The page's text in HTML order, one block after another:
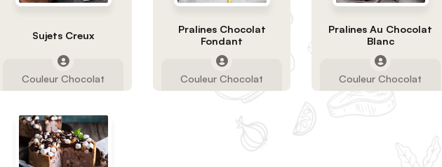
Sujets Creux
Couleur Chocolat
Pralines Chocolat
Fondant
Couleur Chocolat
Pralines Au Chocolat
Blanc
Couleur Chocolat